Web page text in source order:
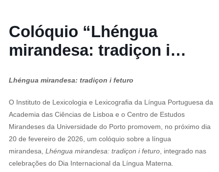
Colóquio “Lhéngua
mirandesa: tradiçon i
Lhéngua mirandesa: tradiçon i feturo
O Instituto de Lexicologia e Lexicografia da Língua Portuguesa da
Academia das Ciências de Lisboa e o Centro de Estudos
Mirandeses da Universidade do Porto promovem, no próximo dia
20 de fevereiro de 2026, um colóquio sobre a língua
mirandesa, Lhéngua mirandesa: tradiçon i feturo , integrado nas
celebrações do Dia Internacional da Língua Materna.